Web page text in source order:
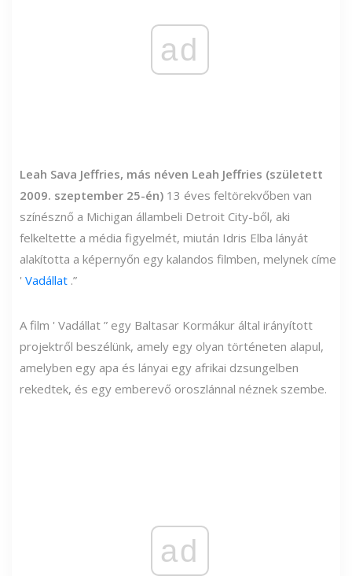
ad
Leah Sava Jeffries, más néven Leah Jeffries (született
2009. szeptember 25-én) 13 éves feltörekvőben van
színésznő a Michigan állambeli Detroit City-ből, aki
felkeltette a média figyelmét, miután Idris Elba lányát
alakította a képernyőn egy kalandos filmben, melynek címe
' Vadállat .”
A film ' Vadállat ” egy Baltasar Kormákur által irányított
projektről beszélünk, amely egy olyan történeten alapul,
amelyben egy apa és lányai egy afrikai dzsungelben
rekedtek, és egy emberevő oroszlánnal néznek szembe.
ad